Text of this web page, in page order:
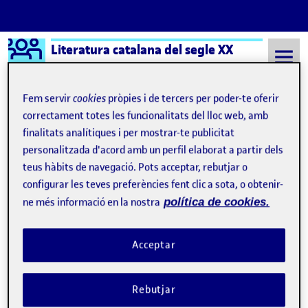
Saltar al contingut
Logo Ágora
Literatura catalana del segle XX
Semestre 20212 - Aula 1 21 Maig, 2023
21 Maig, 2023
Publicat per
Roger Anglès Devesa
Data de publicació5 juny, 2023 7:55 pm
-comentariel PAC4 INCERTA GLÒRIA – ROGER
Bibliografia: Molas, J. & Triadú, J. “La literatura catalana durant la
guerra civil” (Enregistrament. Ateneu Barcelonès, 1986).
Campillo i Guajardo, M. “La guerra civil en la narrativa catalana”.
Catalan Historical Review, 2011, pàg. 257-268. Campillo, M. &
Fem servircookies pròpies i de tercers per poder-te oferir
correctament totes les funcionalitats del lloc web, amb
finalitats analítiques i per mostrar-te publicitat
personalitzada d'acord amb un perfil elaborat a partir dels
teus hàbits de navegació. Pots acceptar, rebutjar o
configurar les teves preferències fent clic a sota, o obtenir-
ne més informació en la nostra política de cookies.
Rebutjar
Acceptar